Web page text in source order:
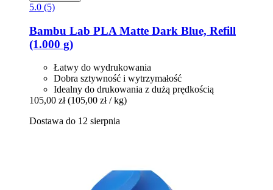
5.0 (5)
Bambu Lab PLA Matte Dark Blue, Refill
(1.000 g)
Łatwy do wydrukowania
Dobra sztywność i wytrzymałość
Idealny do drukowania z dużą prędkością
105,00 zł (105,00 zł / kg)
Dostawa do 12 sierpnia